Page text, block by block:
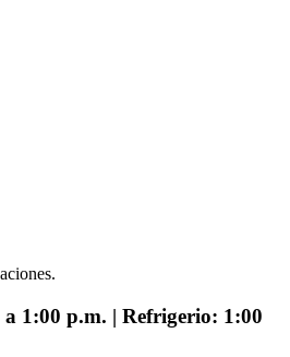
1:00 p.m. | Refrigerio: 1:00